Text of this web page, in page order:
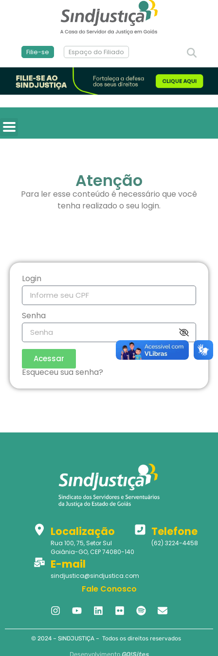
Filie-se Espaço do Filiado
Atenção
Para ler esse conteúdo é necessário que você
tenha realizado o seu login.
Login
Senha
Acessar
Esqueceu sua senha?
Localização
Rua 100, 75, Setor Sul
Goiânia-GO, CEP 74080-140
Telefone
(62) 3224-4458
E-mail
sindjustica@sindjustica.com
Fale Conosco
© 2024 – SINDJUSTIÇA – Todos os direitos reservados
Desenvolvimento GO!Sites